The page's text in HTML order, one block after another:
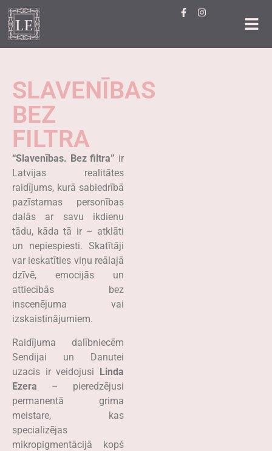
SLAVENĪBAS
BEZ
FILTRA
“Slavenības. Bez filtra” ir
Latvijas realitātes
raidījums, kurā sabiedrībā
pazīstamas personības
dalās ar savu ikdienu
tādu, kāda tā ir – atklāti
un nepiespiesti. Skatītāji
var ieskatīties viņu reālajā
dzīvē, emocijās un
attiecībās bez
inscenējuma vai
izskaistinājumiem.
Raidījuma dalībniecēm
Sendijai un Danutei
uzacis ir veidojusi Linda
Ezera – pieredzējusi
permanentā grima
meistare, kas
specializējas
mikropigmentācijā kopš